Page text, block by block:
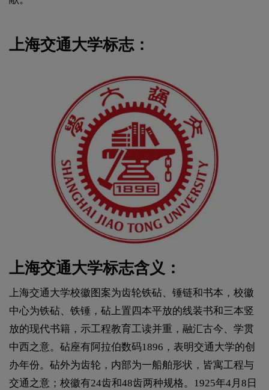
上海交通大学标志：
上海交通大学标志含义：
上海交通大学校徽图案为齿轮铁砧、锤链和书本，校徽
中心为铁砧、铁锤，砧上置四本平放的线装书和三本竖
放的现代书籍，示工程教育工读并重，融汇古今、学贯
中西之意。砧座有阿拉伯数码1896，表明交通大学的创
办年份。砧外为齿轮，内部为一船舶形状，皆寓工程与
交通之意；校徽有24齿和48齿两种规格。1925年4月8日